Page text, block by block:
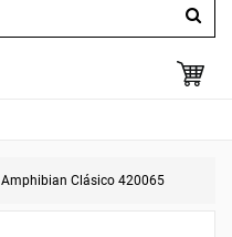
Amphibian Clásico 420065